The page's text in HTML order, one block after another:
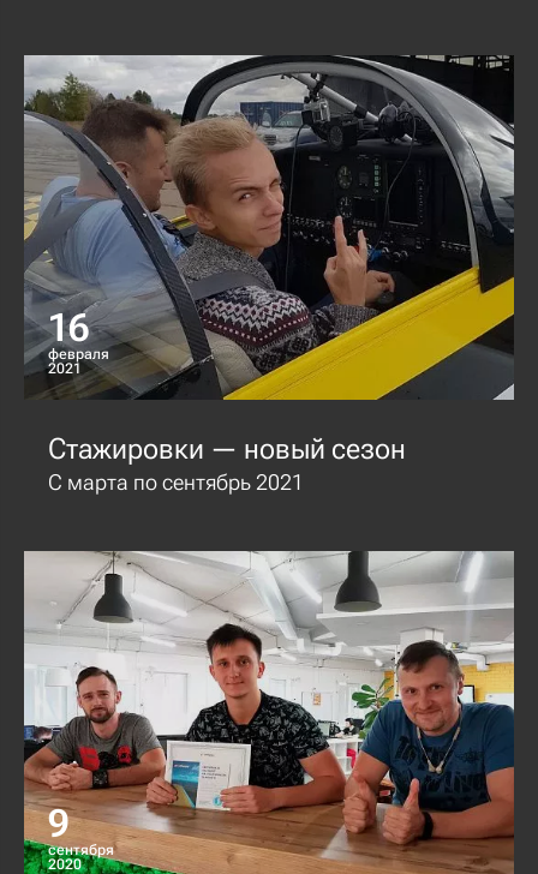
16
февраля
2021
Стажировки — новый сезон
С марта по сентябрь 2021
9
сентября
2020